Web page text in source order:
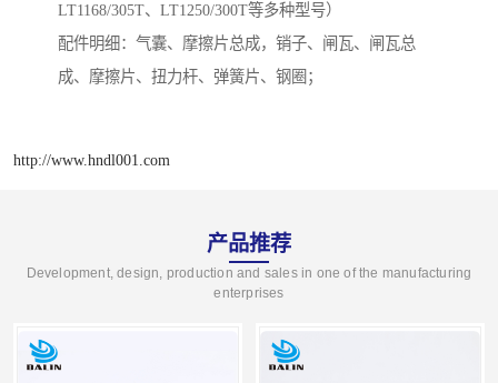
LT1168/305T、LT1250/300T等多种型号）
配件明细：气囊、摩擦片总成，销子、闸瓦、闸瓦总
成、摩擦片、扭力杆、弹簧片、钢圈；
http://www.hndl001.com
产品推荐
Development, design, production and sales in one of the manufacturing
enterprises